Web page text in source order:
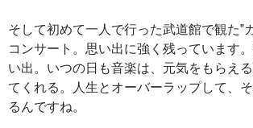
そして初めて一人で行った武道館で観た‟
コンサート。思い出に強く残っています
い出。いつの日も音楽は、元気をもらえ
てくれる。人生とオーバーラップして、
るんですね。